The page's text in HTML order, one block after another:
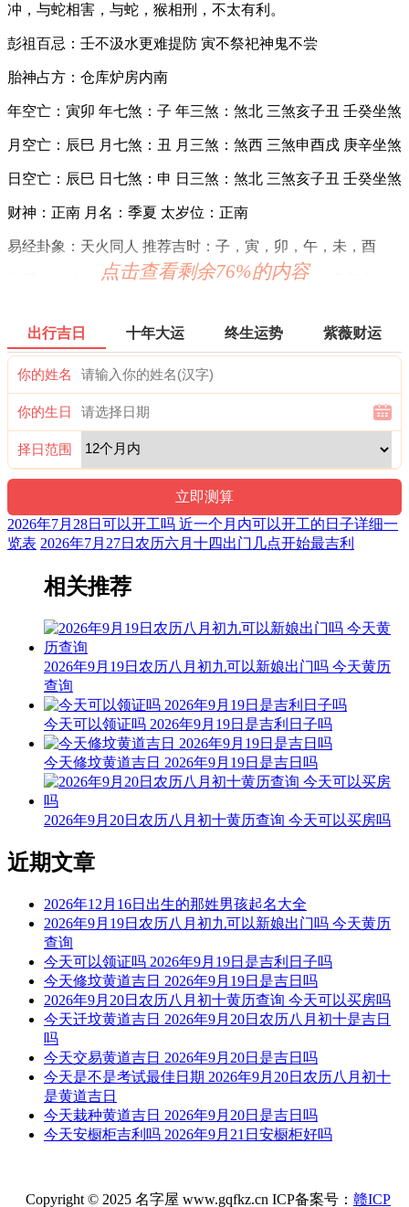
冲，与蛇相害，与蛇，猴相刑，不太有利。
彭祖百忌：壬不汲水更难提防 寅不祭祀神鬼不尝
胎神占方：仓库炉房内南
年空亡：寅卯 年七煞：子 年三煞：煞北 三煞亥子丑 壬癸坐煞
月空亡：辰巳 月七煞：丑 月三煞：煞西 三煞申酉戌 庚辛坐煞
日空亡：辰巳 日七煞：申 日三煞：煞北 三煞亥子丑 壬癸坐煞
财神：正南 月名：季夏 太岁位：正南
易经卦象：天火同人 推荐吉时：子，寅，卯，午，未，酉
六曜：先胜 — 平(上午吉，下午凶)：依古籍观点，寓意上午
六曜，又称孔明六曜星、小六壬，是中国传统历法中的一种注
文。后来传至日本，并于当地流行，而在中国影响日渐式微。
喜神：正南 月令：乙未 日禄：亥命互禄 甲命进禄
十二值神：金匮 — 吉：俗称“大黄道日”。古籍云：福德星，
月仙星，亦称金柜。利释道用事，阍者女子用事，吉。宜嫁
娶，不宜整戎伍。
阳贵神：正东 月相：小望月 岁破位：正北
福神：西北 月支：未土 年太岁：文哲
阴贵神：东南 物候：腐草为萤 犯太岁：马,鼠,牛,兔
点，此日万事皆凶。此为对“危”字的误解所致，危，本
为“高”意，高则有险，故有“危险”之说。然而，“高”乃出人头
地、出类拔萃也，故为黄道之日。
诗云：
危日登高及行船，尤恐险惊多不安；修造支柱宜行细，伤着人
命苦难言。
结婚联姻用之吉，子孙后代有余钱；安床作灶亦可用，不可动
土与开山。
今天可以新娘出门
根据该日的黄历信息分析可得，2026年7月27日为黄道日，黄
道日即是民间的黄道吉日， 吉日办事可一顺百顺，对事情有
着正向积极的促进作用，因此2026年7月27日可以新娘出门，
可以选择2026年7月27日进行新娘出门的事宜，云玥取名网祝
您新娘出门日顺利。
每日五行穿衣指南
【大吉色】红色、紫色、粉色、橙红
被今天五行生。寓意容易得到贵人的帮助，事事顺心如意。人
缘和异性缘也会变得非常好，对身边的人来说显得格外有魅
力。可以借助五行的影响，充分发挥自己的才能。
与今天五行同。寓意幸运眷顾，做事顺利，有助于合作和谈判
点击查看剩余76%的内容
出行吉日 十年大运 终生运势 紫薇财运
你的姓名
你的生日
择日范围
2026年7月28日可以开工吗 近一个月内可以开工的日子详细一
览表 2026年7月27日农历六月十四出门几点开始最吉利
相关推荐
2026年9月19日农历八月初九可以新娘出门吗 今天黄历
查询
今天可以领证吗 2026年9月19日是吉利日子吗
今天修坟黄道吉日 2026年9月19日是吉日吗
2026年9月20日农历八月初十黄历查询 今天可以买房吗
近期文章
2026年12月16日出生的那姓男孩起名大全
2026年9月19日农历八月初九可以新娘出门吗 今天黄历
查询
今天可以领证吗 2026年9月19日是吉利日子吗
今天修坟黄道吉日 2026年9月19日是吉日吗
2026年9月20日农历八月初十黄历查询 今天可以买房吗
今天迁坟黄道吉日 2026年9月20日农历八月初十是吉日
吗
今天交易黄道吉日 2026年9月20日是吉日吗
今天是不是考试最佳日期 2026年9月20日农历八月初十
是黄道吉日
今天栽种黄道吉日 2026年9月20日是吉日吗
今天安橱柜吉利吗 2026年9月21日安橱柜好吗
Copyright © 2025 名字屋 www.gqfkz.cn ICP备案号： 赣ICP